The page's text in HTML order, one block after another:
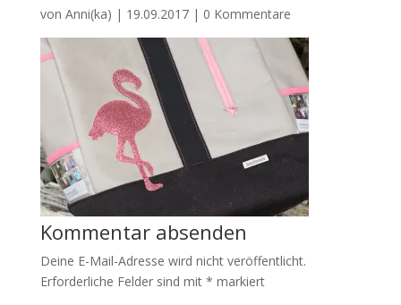
von Anni(ka) | 19.09.2017| 0 Kommentare
Kommentar absenden
Deine E-Mail-Adresse wird nicht veröffentlicht.
Erforderliche Felder sind mit * markiert